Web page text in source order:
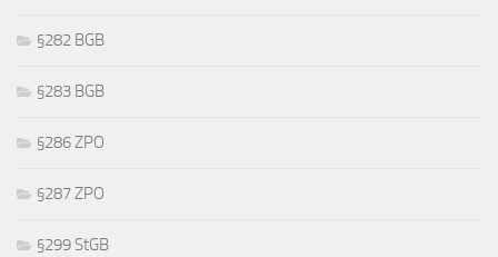
§282 BGB
§283 BGB
§286 ZPO
§287 ZPO
§299 StGB